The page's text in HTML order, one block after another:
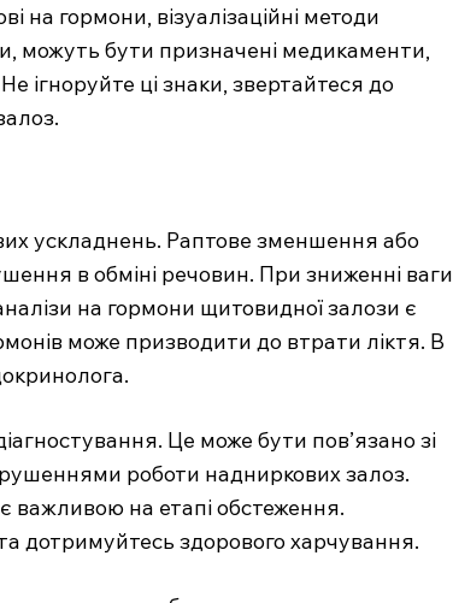
на гормони, візуалізаційні методи
можуть бути призначені медикаменти,
ігноруйте ці знаки, звертайтеся до
ускладнень. Раптове зменшення або
в обміні речовин. При зниженні ваги
на гормони щитовидної залози є
може призводити до втрати ліктя. В
Це може бути пов’язано зі
роботи надниркових залоз.
важливою на етапі обстеження.
дотримуйтесь здорового харчування.